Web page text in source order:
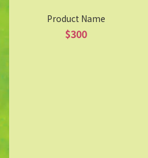
Product Name
$300